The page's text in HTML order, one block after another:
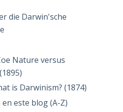
die Darwin'sche
Nature versus
is Darwinism? (1874)
este blog (A-Z)